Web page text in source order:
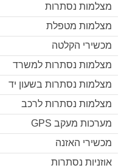
מצלמות נסתרות
מצלמות מטפלת
מכשירי הקלטה
מצלמות נסתרות למשרד
מצלמות נסתרות בשעון יד
מצלמות נסתרות לרכב
מערכות מעקב GPS
מכשירי האזנה
אוזניות נסתרות